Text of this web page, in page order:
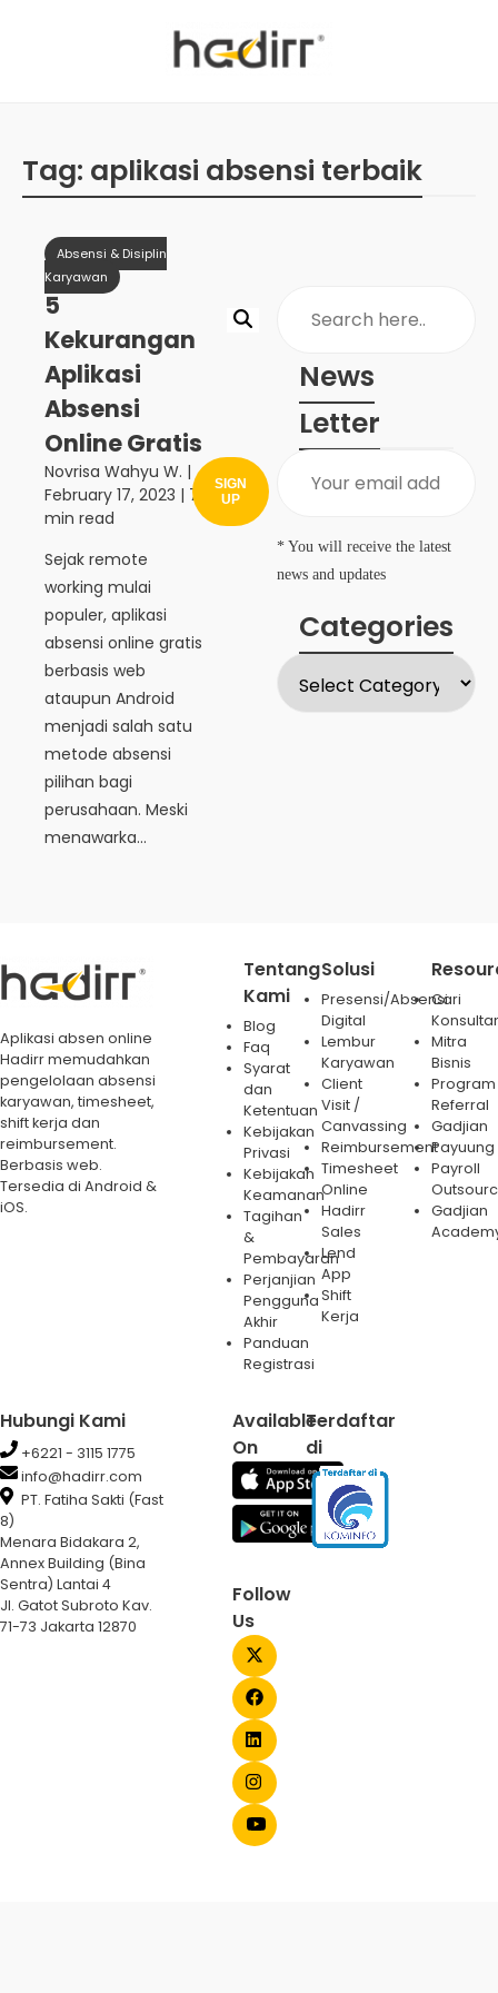
Tag: aplikasi absensi terbaik
Absensi & Disiplin
Karyawan
5
Kekurangan
Aplikasi
Absensi
Online Gratis
Novrisa Wahyu W. |
February 17, 2023 | 7
min read
Sejak remote
working mulai
populer, aplikasi
absensi online gratis
berbasis web
ataupun Android
menjadi salah satu
metode absensi
pilihan bagi
perusahaan. Meski
menawarka...
News
Letter
SIGN
UP
* You will receive the latest
news and updates
Categories
Aplikasi absen online
Hadirr memudahkan
pengelolaan absensi
karyawan, timesheet,
shift kerja dan
reimbursement.
Berbasis web.
Tersedia di Android &
iOS.
Tentang
Kami
Blog
Faq
Syarat
dan
Ketentuan
Kebijakan
Privasi
Kebijakan
Keamanan
Tagihan
&
Pembayaran
Perjanjian
Pengguna
Akhir
Panduan
Registrasi
Solusi
Presensi/Absensi
Digital
Lembur
Karyawan
Client
Visit /
Canvassing
Reimbursement
Timesheet
Online
Hadirr
Sales
Lend
App
Shift
Kerja
Cari
Mitra
Bisnis
Program
Referral
Gadjian
Payuung
Payroll
Gadjian
Hubungi Kami
+6221 - 3115 1775
info@hadirr.com
PT. Fatiha Sakti (Fast
8)
Menara Bidakara 2,
Annex Building (Bina
Sentra) Lantai 4
Jl. Gatot Subroto Kav.
71-73 Jakarta 12870
Available
On
Follow
Us
Terdaftar
di